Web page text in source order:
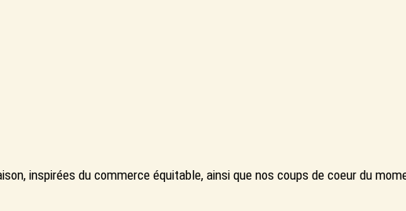
inspirées du commerce équitable, ainsi que nos coups de coeur du